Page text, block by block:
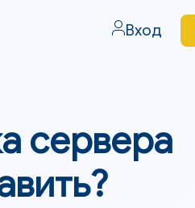
Вход
сервера